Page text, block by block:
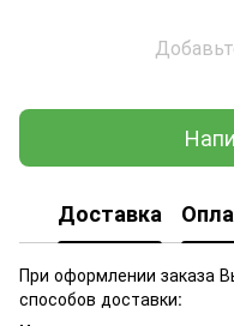
Доставка
При оформлении заказа
способов доставки: